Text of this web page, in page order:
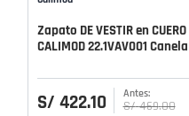
Zapato DE VESTIR en CUERO
CALIMOD 22.1VAV001 Canela
S/ 422.10 S/ 469.00